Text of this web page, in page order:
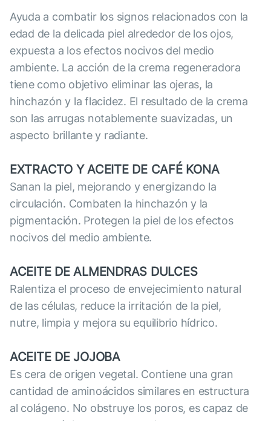
Ayuda a combatir los signos relacionados con la
edad de la delicada piel alrededor de los ojos,
expuesta a los efectos nocivos del medio
ambiente. La acción de la crema regeneradora
tiene como objetivo eliminar las ojeras, la
hinchazón y la flacidez. El resultado de la crema
son las arrugas notablemente suavizadas, un
aspecto brillante y radiante.
EXTRACTO Y ACEITE DE CAFÉ KONA
Sanan la piel, mejorando y energizando la
circulación. Combaten la hinchazón y la
pigmentación. Protegen la piel de los efectos
nocivos del medio ambiente.
ACEITE DE ALMENDRAS DULCES
Ralentiza el proceso de envejecimiento natural
de las células, reduce la irritación de la piel,
nutre, limpia y mejora su equilibrio hídrico.
ACEITE DE JOJOBA
Es cera de origen vegetal. Contiene una gran
cantidad de aminoácidos similares en estructura
al colágeno. No obstruye los poros, es capaz de